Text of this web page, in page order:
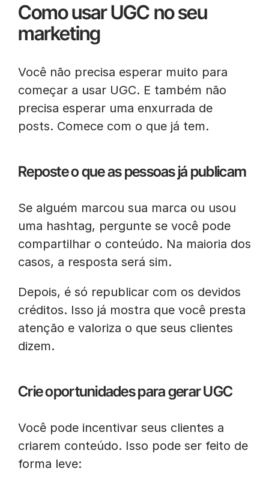
Como usar UGC no seu
marketing
Você não precisa esperar muito para
começar a usar UGC. E também não
precisa esperar uma enxurrada de
posts. Comece com o que já tem.
Reposte o que as pessoas já publicam
Se alguém marcou sua marca ou usou
uma hashtag, pergunte se você pode
compartilhar o conteúdo. Na maioria dos
casos, a resposta será sim.
Depois, é só republicar com os devidos
créditos. Isso já mostra que você presta
atenção e valoriza o que seus clientes
dizem.
Crie oportunidades para gerar UGC
Você pode incentivar seus clientes a
criarem conteúdo. Isso pode ser feito de
forma leve: